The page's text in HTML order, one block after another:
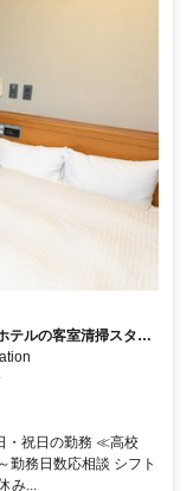
テルの客室清掃スタッ
・祝日の勤務 ≪高校
務日数応相談 シフト
み...